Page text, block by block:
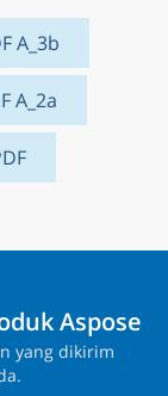
A_3b
A_2a
Aspose
yang dikirim